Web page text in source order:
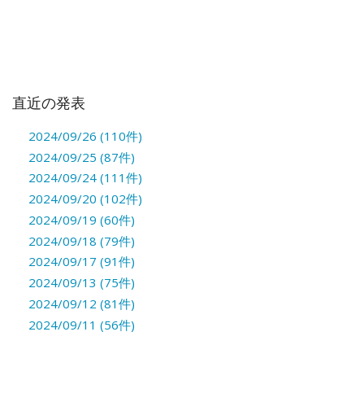
直近の発表
2024/09/26 (110件)
2024/09/25 (87件)
2024/09/24 (111件)
2024/09/20 (102件)
2024/09/19 (60件)
2024/09/18 (79件)
2024/09/17 (91件)
2024/09/13 (75件)
2024/09/12 (81件)
2024/09/11 (56件)